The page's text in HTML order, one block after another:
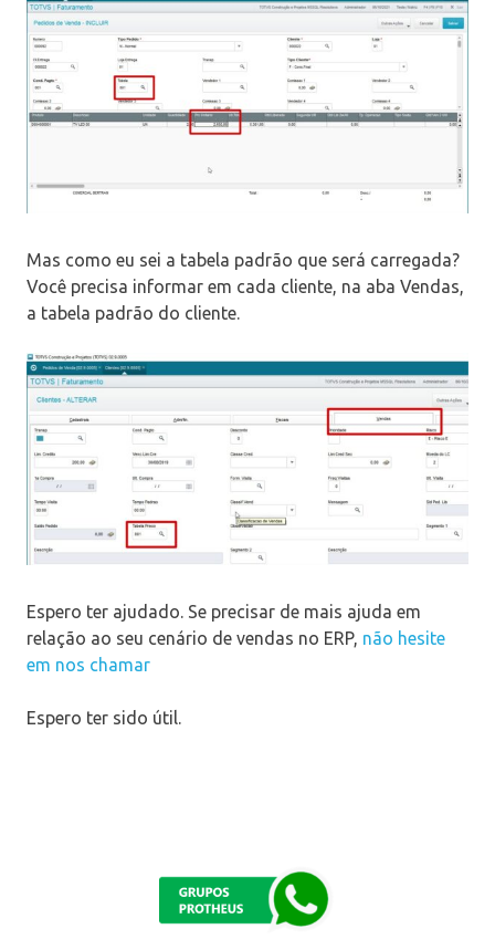
Mas como eu sei a tabela padrão que será carregada?
Você precisa informar em cada cliente, na aba Vendas,
a tabela padrão do cliente.
Espero ter ajudado. Se precisar de mais ajuda em
relação ao seu cenário de vendas no ERP, não hesite
em nos chamar
Espero ter sido útil.